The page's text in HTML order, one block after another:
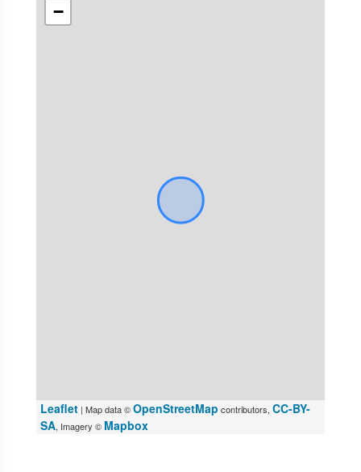
−
Leaflet | Map data ©OpenStreetMap contributors, CC-BY-
SA, Imagery © Mapbox